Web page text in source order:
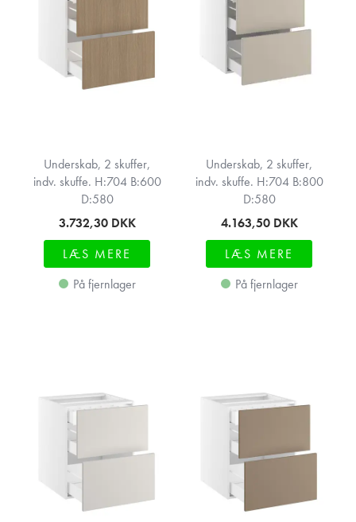
Underskab, 2 skuffer,
indv. skuffe. H:704 B:600
D:580
3.732,30 DKK
LÆS MERE
På fjernlager
Underskab, 2 skuffer,
indv. skuffe. H:704 B:800
D:580
4.163,50 DKK
LÆS MERE
På fjernlager